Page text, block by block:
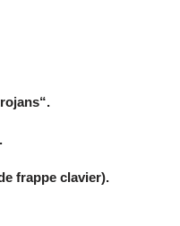
frappe clavier).